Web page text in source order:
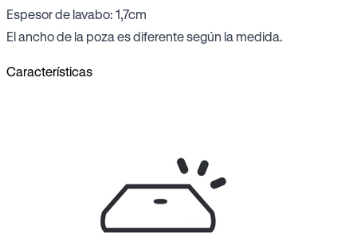
Espesor de lavabo: 1,7cm
El ancho de la poza es diferente según la medida.
Características